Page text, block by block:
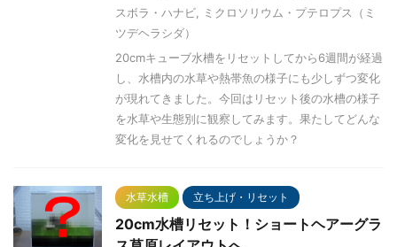
スボラ・ハナビ
ミクロソリウム・プテロプス（ミ
ツデヘラシダ）
20cmキューブ水槽をリセットしてから6週間が経過
し、水槽内の水草や熱帯魚の様子にも少しずつ変化
が現れてきました。今回はリセット後の水槽の様子
を水草や生態別に観察してみます。果たしてどんな
変化を見せてくれるのでしょうか？
水草水槽 立ち上げ・リセット
20cm水槽リセット！ショートヘアーグラ